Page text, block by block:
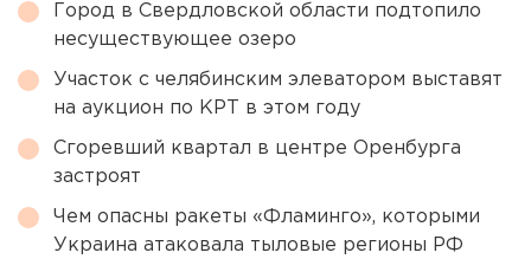
Город в Свердловской области подтопило
несуществующее озеро
Участок с челябинским элеватором выставят
на аукцион по КРТ в этом году
Сгоревший квартал в центре Оренбурга
застроят
Чем опасны ракеты «Фламинго», которыми
Украина атаковала тыловые регионы РФ